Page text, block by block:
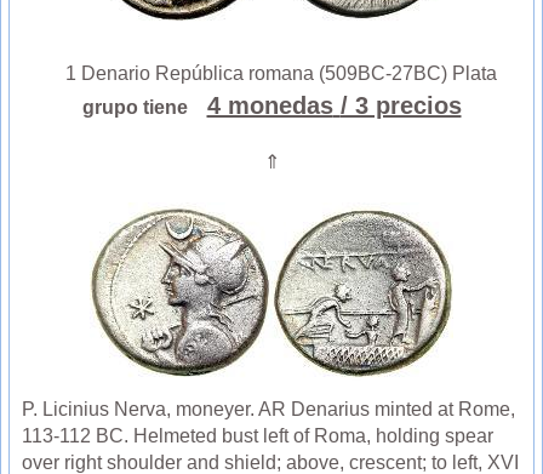
1 Denario República romana (509BC-27BC) Plata
grupo tiene
4 monedas / 3 precios
⇑
P. Licinius Nerva, moneyer. AR Denarius minted at Rome,
113-112 BC. Helmeted bust left of Roma, holding spear
over right shoulder and shield; above, crescent; to left, XVI